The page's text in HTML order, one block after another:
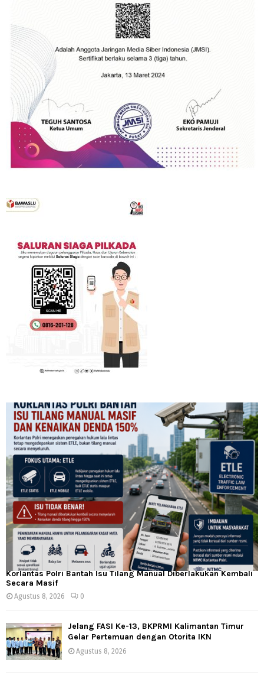
Korlantas Polri Bantah Isu Tilang Manual Diberlakukan Kembali
Secara Masif
Agustus 8, 2026 0
Jelang FASI Ke-13, BKPRMI Kalimantan Timur
Gelar Pertemuan dengan Otorita IKN
Agustus 8, 2026